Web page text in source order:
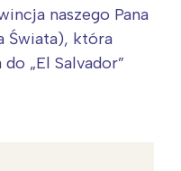
naszego Pana
Świata), która
„El Salvador”